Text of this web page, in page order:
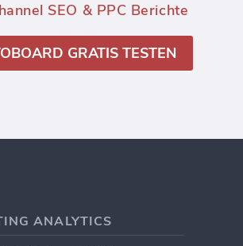
SEO & PPC Berichte
GRATIS TESTEN
ANALYTICS